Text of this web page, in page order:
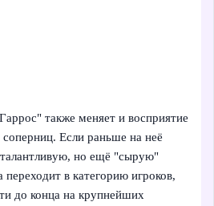
также меняет и восприятие
Если раньше на неё
талантливую, но ещё "сырую"
в категорию игроков,
до конца на крупнейших